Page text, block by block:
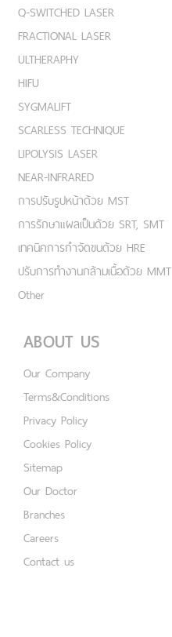
Q-SWITCHED LASER
FRACTIONAL LASER
ULTHERAPHY
HIFU
SYGMALIFT
SCARLESS TECHNIQUE
LIPOLYSIS LASER
NEAR-INFRARED
การปรับรูปหน้าด้วย MST
การรักษาแผลเป็นด้วย SRT, SMT
เทคนิคการกำจัดขนด้วย HRE
ปรับการทำงานกล้ามเนื้อด้วย MMT
Other
ABOUT US
Our Company
Terms&Conditions
Privacy Policy
Cookies Policy
Sitemap
Our Doctor
Branches
Careers
Contact us